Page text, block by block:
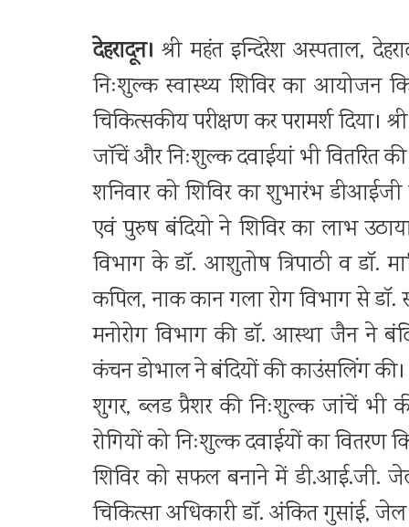
देहरादून। श्री महंत इन्दिरेश अस्पताल,
निःशुल्क स्वास्थ्य शिविर का आयोजन
चिकित्सकीय परीक्षण कर परामर्श
जाॅचें और निःशुल्क दवाईयां भी वितरित
शनिवार को शिविर का शुभारंभ डीआईजी
एवं पुरुष बंदियो ने शिविर का लाभ
विभाग के डॉ. आशुतोष त्रिपाठी व डाॅ.
कपिल, नाक कान गला रोग विभाग से डाॅ.
मनोरोग विभाग की डाॅ. आस्था जैन ने
कंचन डोभाल ने बंदियों की काउंसलिंग
शुगर, ब्लड प्रैशर की निःशुल्क जांचें भी
रोगियों को निःशुल्क दवाईयों का वितरण
शिविर को सफल बनाने में डी.आई.जी.
चिकित्सा अधिकारी डॉ. अंकित गुसांई,